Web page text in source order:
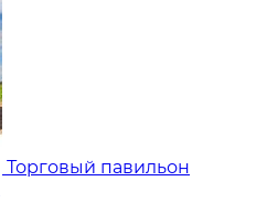
Торговый павильон